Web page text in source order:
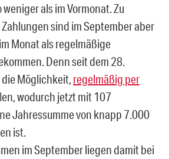
als im Vormonat. Zu
sind im September aber
Monat als regelmäßige
Denn seit dem 28.
Möglichkeit, regelmäßig per
wodurch jetzt mit 107
Jahressumme von knapp 7.000
ist.
im September liegen damit bei